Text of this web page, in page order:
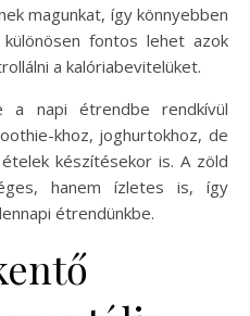
magunkat, így könnyebben
fontos lehet azok
a kalóriabevitelüket.
napi étrendbe rendkívül
khoz, joghurtokhoz, de
készítésekor is. A zöld
hanem ízletes is, így
étrendünkbe.